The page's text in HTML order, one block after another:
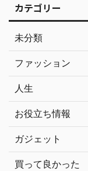
カテゴリー
未分類
ファッション
人生
お役立ち情報
ガジェット
買って良かった